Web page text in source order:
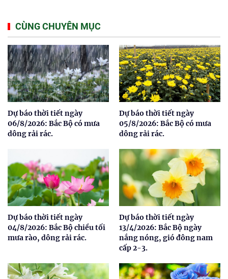
CÙNG CHUYÊN MỤC
Dự báo thời tiết ngày
06/8/2026: Bắc Bộ có mưa
dông rải rác.
Dự báo thời tiết ngày
05/8/2026: Bắc Bộ có mưa
dông rải rác.
Dự báo thời tiết ngày
04/8/2026: Bắc Bộ chiều tối
mưa rào, dông rải rác.
Dự báo thời tiết ngày
13/4/2026: Bắc Bộ ngày
nắng nóng, gió đông nam
cấp 2-3.